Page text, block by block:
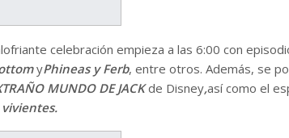
celebración empieza a las 6:00 con
yPhineas y Ferb, entre otros. Además, se
MUNDO DE JACKde Disney,así como el